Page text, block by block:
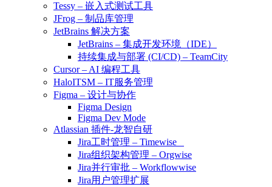
Tessy – 嵌入式测试工具
JFrog – 制品库管理
JetBrains 解决方案
JetBrains – 集成开发环境（IDE）
持续集成与部署 (CI/CD) – TeamCity
Cursor – AI 编程工具
HaloITSM – IT服务管理
Figma – 设计与协作
Figma Design
Figma Dev Mode
Atlassian 插件-龙智自研
Jira工时管理 – Timewise
Jira组织架构管理 – Orgwise
Jira并行审批 – Workflowwise
Jira用户管理扩展